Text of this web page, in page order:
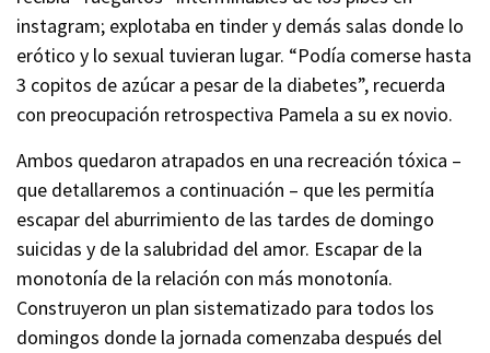
instagram; explotaba en tinder y demás salas donde lo
erótico y lo sexual tuvieran lugar. “Podía comerse hasta
3 copitos de azúcar a pesar de la diabetes”, recuerda
con preocupación retrospectiva Pamela a su ex novio.
Ambos quedaron atrapados en una recreación tóxica –
que detallaremos a continuación – que les permitía
escapar del aburrimiento de las tardes de domingo
suicidas y de la salubridad del amor. Escapar de la
monotonía de la relación con más monotonía.
Construyeron un plan sistematizado para todos los
domingos donde la jornada comenzaba después del